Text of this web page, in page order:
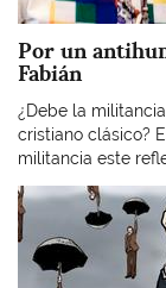
Por un
Fabián
¿Debe la
cristiano clásico?
militancia este
Imagen